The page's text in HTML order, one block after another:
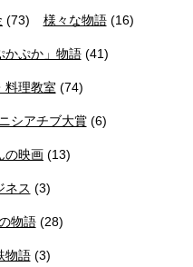
(73) 様々な物語(16)
かぷか」物語(41)
料理教室 (74)
シアチブ大賞(6)
の映画 (13)
ネス (3)
物語(28)
物語(3)